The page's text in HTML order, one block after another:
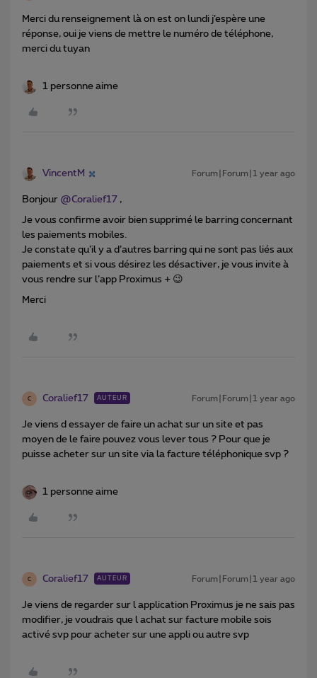
Merci du renseignement là on est on lundi j’espère une
réponse, oui je viens de mettre le numéro de téléphone,
merci du tuyan
1 personne aime
VincentM Forum|Forum|1 year ago
Bonjour @Coralief17 ,
Je vous confirme avoir bien supprimé le barring concernant
les paiements mobiles.
Je constate qu’il y a d’autres barring qui ne sont pas liés aux
paiements et si vous désirez les désactiver, je vous invite à
vous rendre sur l’app Proximus + 😉
Merci
C Coralief17 AUTEUR Forum|Forum|1 year ago
Je viens d essayer de faire un achat sur un site et pas
moyen de le faire pouvez vous lever tous ? Pour que je
puisse acheter sur un site via la facture téléphonique svp ?
1 personne aime
C Coralief17 AUTEUR Forum|Forum|1 year ago
Je viens de regarder sur l application Proximus je ne sais pas
modifier, je voudrais que l achat sur facture mobile sois
activé svp pour acheter sur une appli ou autre svp